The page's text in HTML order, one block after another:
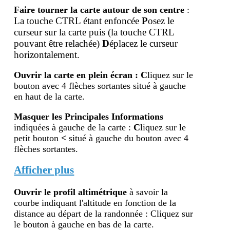
Faire tourner la carte autour de son centre :
La touche CTRL étant enfoncéePosez le
curseur sur la carte puis (la toucheCTRL
pouvant être relachée)Déplacez le curseur
horizontalement.
Ouvrir la carte en plein écran :Cliquez sur le
bouton avec 4 flèches sortantes situé à gauche
en haut de la carte.
Masquer les Principales Informations
indiquées à gauche de la carte :Cliquez sur le
petit bouton < situé à gauche du bouton avec 4
flèches sortantes.
Afficher plus
Ouvrir le profil altimétrique à savoir la
courbe indiquant l'altitude en fonction de la
distance au départ de la randonnée : Cliquez sur
le bouton à gauche en bas de la carte.